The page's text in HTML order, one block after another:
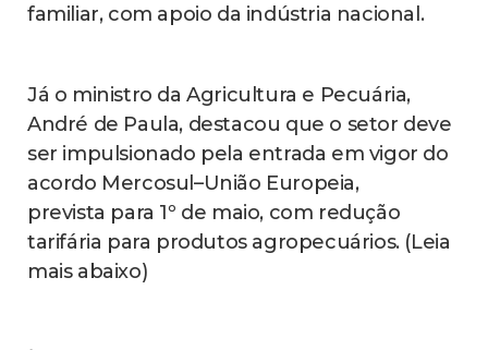
familiar, com apoio da indústria nacional.
Já o ministro da Agricultura e Pecuária,
André de Paula, destacou que o setor deve
ser impulsionado pela entrada em vigor do
acordo Mercosul–União Europeia,
prevista para 1º de maio, com redução
tarifária para produtos agropecuários. (Leia
mais abaixo)